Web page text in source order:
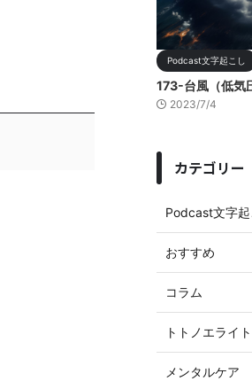
Podcast文字起こし
173-台風（低気
2023/7/4
カテゴリー
Podcast文字起
おすすめ
コラム
トトノエライト
メンタルケア